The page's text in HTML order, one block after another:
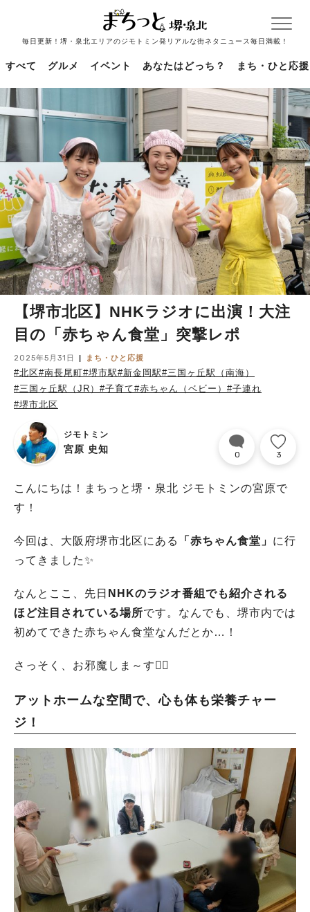
毎日更新！堺・泉北エリアのジモトミン発リアルな街ネタニュース毎日満載！
すべて グルメ イベント あなたはどっち？ まち・ひと応援
【堺市北区】NHKラジオに出演！大注
目の「赤ちゃん食堂」突撃レポ
2025年5月31日 まち・ひと応援
#北区#南長尾町#堺市駅#新金岡駅#三国ヶ丘駅（南海）
#三国ヶ丘駅（JR） #子育て#赤ちゃん（ベビー） #子連れ
#堺市北区
ジモトミン
宮原 史知 0 3
こんにちは！まちっと堺・泉北 ジモトミンの宮原で
す！
今回は、大阪府堺市北区にある 「赤ちゃん食堂」 に行
ってきました✨
なんとここ、先日 NHKのラジオ番組でも紹介される
ほど注目されている場所です。なんでも、堺市内では
初めてできた赤ちゃん食堂なんだとか…！
さっそく、お邪魔しま～す🙋‍♂️
アットホームな空間で、心も体も栄養チャー
ジ！